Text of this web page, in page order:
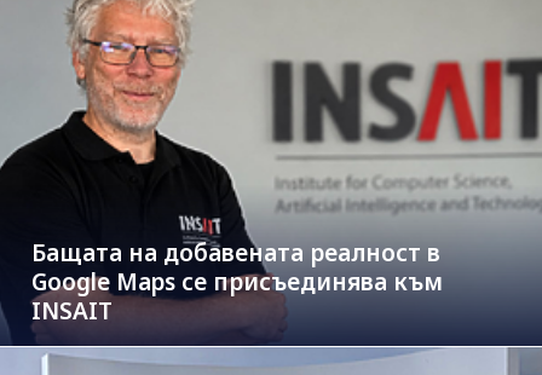
Бащата на добавената реалност в
Google Maps се присъединява към
INSAIT